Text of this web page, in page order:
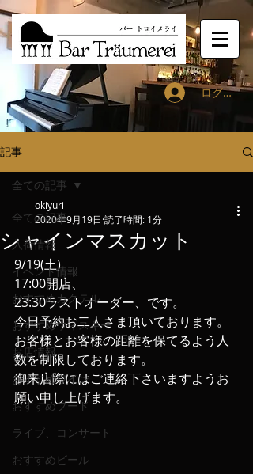
ログイン
記事
全ての記事
入荷情報
イベント情報
おすすめカクテル
おすすめウィスキー
お店情報
おすすめワイン
おすすめフード
ライブ、コンサート
おすすめビール
全ての記事
シャインマスカット
okiyuri
2020年9月19日 読了時間: 1分
9/19(土)
17:00開店、
23:30ラストオーダー、です。
今日予約お二人さま頂いております。
お客様とお客様の距離を保てるよう人
数を制限しております。
御来店際にはご連絡下さいますようお
願い申し上げます‬。